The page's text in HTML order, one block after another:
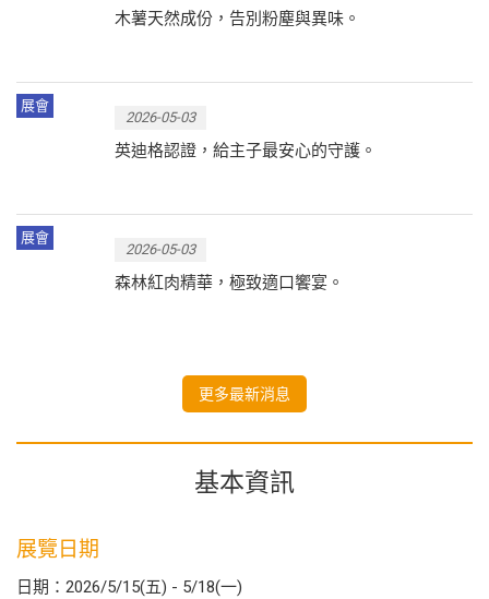
木薯天然成份，告別粉塵與異味。
展會
2026-05-03
英迪格認證，給主子最安心的守護。
展會
2026-05-03
森林紅肉精華，極致適口饗宴。
更多最新消息
基本資訊
展覽日期
日期：2026/5/15(五) - 5/18(一)